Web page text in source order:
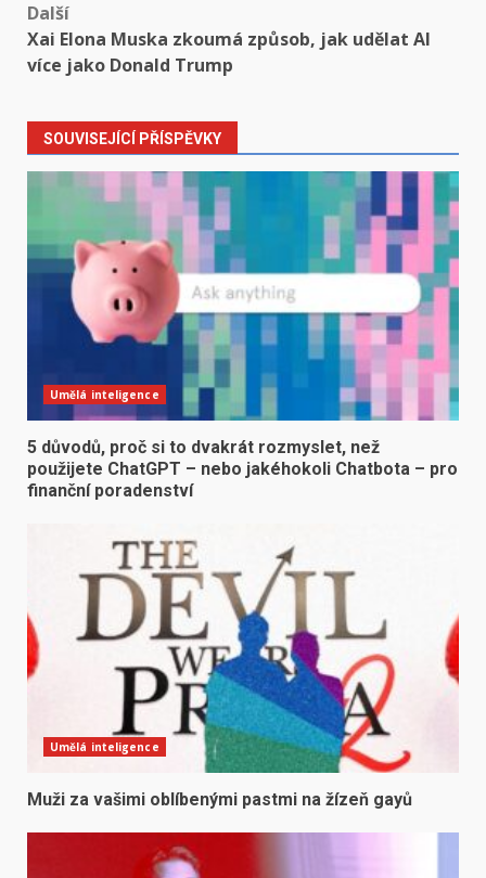
Další
Xai Elona Muska zkoumá způsob, jak udělat AI
více jako Donald Trump
SOUVISEJÍCÍ PŘÍSPĚVKY
Umělá inteligence
5 důvodů, proč si to dvakrát rozmyslet, než
použijete ChatGPT – nebo jakéhokoli Chatbota – pro
finanční poradenství
Umělá inteligence
Muži za vašimi oblíbenými pastmi na žízeň gayů